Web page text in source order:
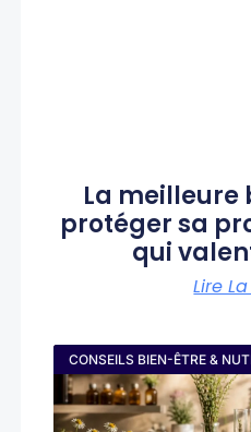
La meilleure
protéger sa
qui
Lire
CONSEILS BIEN-ÊTRE &